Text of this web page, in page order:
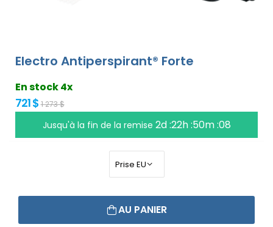
Electro Antiperspirant® Forte
En stock 4x
721 $ 1 273 $
Jusqu'à la fin de la remise 2d :22h :50m :07
AU PANIER